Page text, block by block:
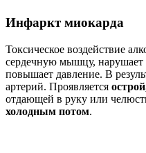
Инфаркт миокарда
Токсическое воздействие
сердечную мышцу, нарушает
повышает давление. В
артерий. Проявляется
отдающей в руку или
холодным потом.